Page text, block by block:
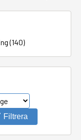
(140)
Filtrera